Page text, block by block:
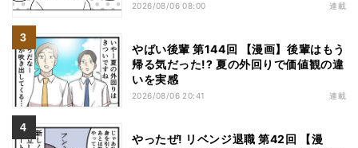
2026/08/06 08:00 連載
やばい後輩 第144回 【漫画】後輩はもう
帰る気だった!? 夏の外回りで価値観の違
いを実感
2026/08/06 20:41 連載
やったぜ! リベンジ退職 第42回 【漫